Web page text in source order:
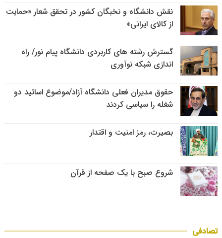
نقش دانشگاه و نخبگان کشور در تحقق شعار «حمایت
از کالای ایرانی»
گسترش رشته های کاربردی دانشگاه پیام نور/ راه
اندازی شبکه نوآوری
حقوق مدیران فعلی دانشگاه آزاد/موضوع اساتید دو
شغله را سیاسی کردند
بصیرت، رمز امنیت و اقتدار
شروع صبح با یک صفحه از قرآن
تصادفی